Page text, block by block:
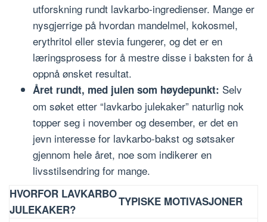
utforskning rundt lavkarbo-ingredienser. Mange er
nysgjerrige på hvordan mandelmel, kokosmel,
erythritol eller stevia fungerer, og det er en
læringsprosess for å mestre disse i baksten for å
oppnå ønsket resultat.
Året rundt, med julen som høydepunkt: Selv
om søket etter “lavkarbo julekaker” naturlig nok
topper seg i november og desember, er det en
jevn interesse for lavkarbo-bakst og søtsaker
gjennom hele året, noe som indikerer en
livsstilsendring for mange.
HVORFOR LAVKARBO
JULEKAKER?
TYPISKE MOTIVASJONER